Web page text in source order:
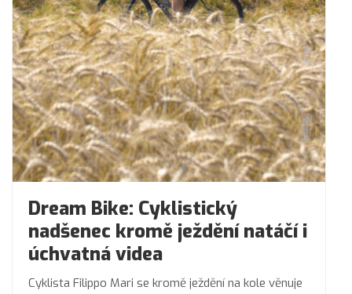
Dream Bike: Cyklistický
nadšenec kromě ježdění natáčí i
úchvatná videa
Cyklista Filippo Mari se kromě ježdění na kole věnuje